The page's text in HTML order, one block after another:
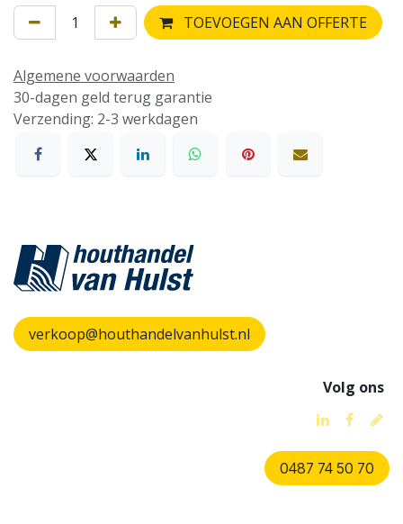
TOEVOEGEN AAN OFFERTE
Algemene voorwaarden
30-dagen geld terug garantie
Verzending: 2-3 werkdagen
verkoop@houthandelvanhulst.nl
Volg ons
0487 74 50 70